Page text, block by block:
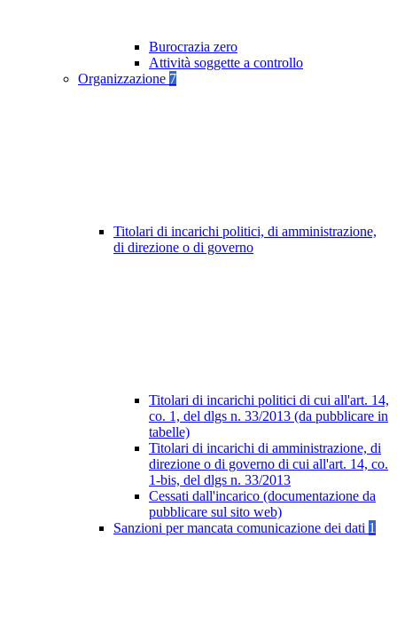
Burocrazia zero
Attività soggette a controllo
Organizzazione 7
Titolari di incarichi politici, di amministrazione,
di direzione o di governo
Titolari di incarichi politici di cui all'art. 14,
co. 1, del dlgs n. 33/2013 (da pubblicare in
tabelle)
Titolari di incarichi di amministrazione, di
direzione o di governo di cui all'art. 14, co.
1-bis, del dlgs n. 33/2013
Cessati dall'incarico (documentazione da
pubblicare sul sito web)
Sanzioni per mancata comunicazione dei dati 1